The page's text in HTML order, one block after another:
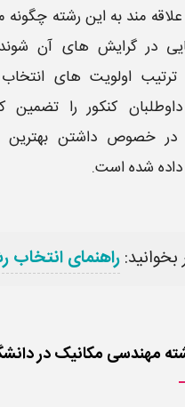
مند به این رشته چگونه
درگرایش های آن
اولویت های انتخاب
کنکور را تضمین
در خصوص داشتن بهترین
داده شده است.
راهنمای انتخاب
مهندسی مکانیک در